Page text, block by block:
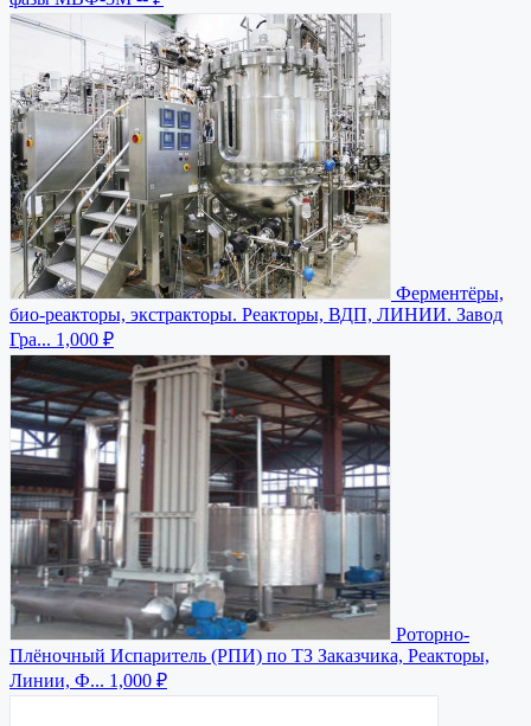
Ферментёры,
био-реакторы, экстракторы. Реакторы, ВДП, ЛИНИИ. Завод
Гра... 1,000 ₽
Роторно-
Плёночный Испаритель (РПИ) по ТЗ Заказчика, Реакторы,
Линии, Ф... 1,000 ₽